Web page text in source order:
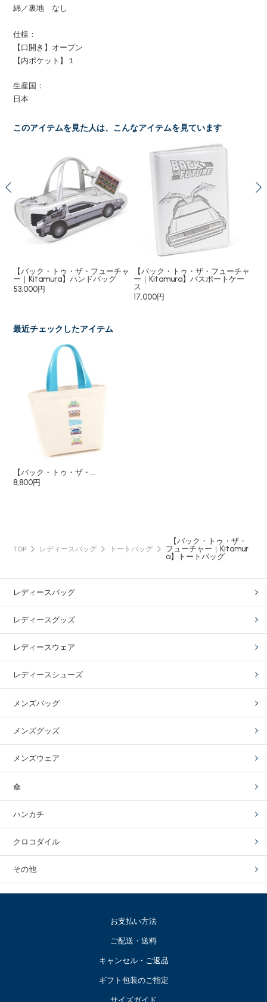
綿／裏地 なし
仕様：
【口開き】オープン
【内ポケット】１
生産国：
日本
このアイテムを見た人は、こんなアイテムを見ています
【バック・トゥ・ザ・フューチャ
ー｜Kitamura】ハンドバッグ
53,000円
【バック・トゥ・ザ・フューチャ
ー｜Kitamura】パスポートケー
ス
17,000円
最近チェックしたアイテム
【バック・トゥ・ザ・...
8,800円
TOP レディースバッグ トートバッグ
【バック・トゥ・ザ・
フューチャー｜Kitamur
a】トートバッグ
レディースバッグ
レディースグッズ
レディースウェア
レディースシューズ
メンズバッグ
メンズグッズ
メンズウェア
傘
ハンカチ
クロコダイル
その他
お支払い方法
ご配送・送料
キャンセル・ご返品
ギフト包装のご指定
サイズガイド